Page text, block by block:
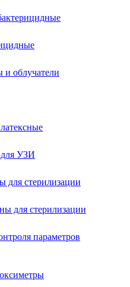
и облучатели
УЗИ
для стерилизации
для стерилизации
параметров